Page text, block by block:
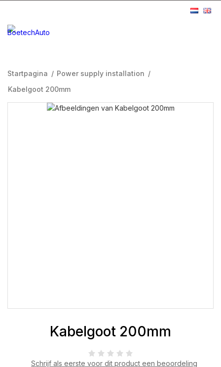
Startpagina / Power supply installation /
Kabelgoot 200mm
Kabelgoot 200mm
Schrijf als eerste voor dit product een beoordeling